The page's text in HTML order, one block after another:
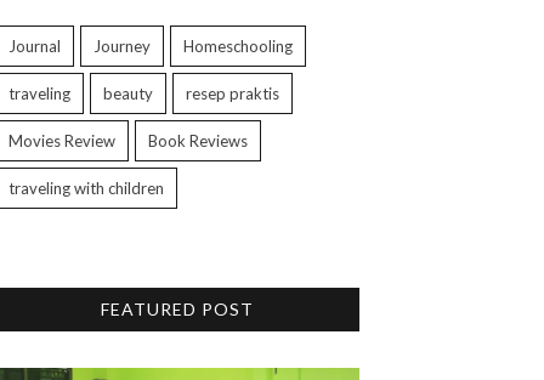
Journal Journey Homeschooling
traveling beauty resep praktis
Movies Review Book Reviews
traveling with children
FEATURED POST